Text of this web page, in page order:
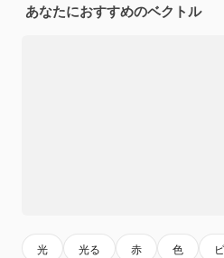
あなたにおすすめのベクトル
光 光る 赤 色